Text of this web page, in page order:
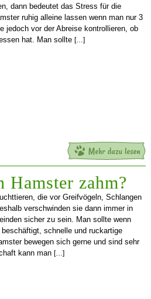
dann bedeutet das Stress für die
ruhig alleine lassen wenn man nur 3
jedoch vor der Abreise kontrollieren, ob
hat. Man sollte […]
zahm?
die vor Greifvögeln, Schlangen
verschwinden sie dann immer in
sicher zu sein. Man sollte wenn
schnelle und ruckartige
bewegen sich gerne und sind sehr
kann man […]